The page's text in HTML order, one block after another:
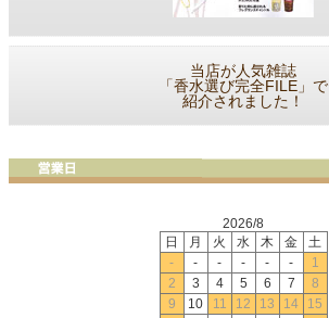
当店が人気雑誌
「香水選び完全FILE」で
紹介されました！
2026/8
日
月 火 水 木 金
土
-
- - - - -
1
2
3 4 5 6 7
8
9
10 11 12 13 14
15